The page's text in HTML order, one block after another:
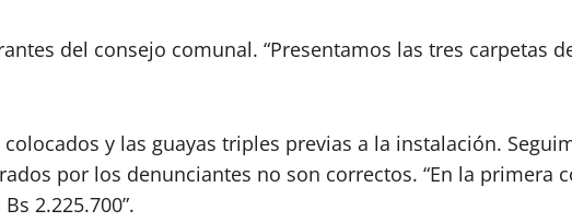
del consejo comunal. “Presentamos las tres carpetas
y las guayas triples previas a la instalación.
por los denunciantes no son correctos. “En la primera
2.225.700”.